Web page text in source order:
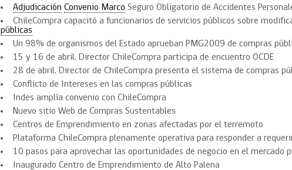
API de Mercado Público
Ciberseguridad
Emergencias
Gestión de Contratos
Compras públicas con
perspectiva de género
Adjudicación Convenio Marco Seguro Obligatorio de Accidentes
ChileCompra capacitó a funcionarios de servicios públicos sobre
públicas
Un 98% de organismos del Estado aprueban PMG2009 de compras
15 y 16 de abril. Director ChileCompra participa de encuentro OCDE
28 de abril. Director de ChileCompra presenta el sistema de compras
Conflicto de Intereses en las compras públicas
Indes amplía convenio con ChileCompra
Nuevo sitio Web de Compras Sustentables
Centros de Emprendimiento en zonas afectadas por el terremoto
Plataforma ChileCompra plenamente operativa para responder a
10 pasos para aprovechar las oportunidades de negocio en el mercado
Inaugurado Centro de Emprendimiento de Alto Palena